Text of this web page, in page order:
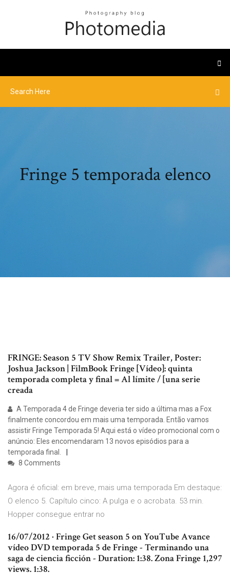
Fringe 5 temporada elenco
FRINGE: Season 5 TV Show Remix Trailer, Poster:
Joshua Jackson | FilmBook Fringe [Vídeo]: quinta
temporada completa y final = Al límite / [una serie
creada
A Temporada 4 de Fringe deveria ter sido a última mas a Fox
finalmente concordou em mais uma temporada. Então vamos
assistir Fringe Temporada 5! Aqui está o vídeo promocional com o
anúncio: Eles encomendaram 13 novos episódios para a
temporada final.
8 Comments
Agora é oficial: em breve, mais uma temporada Em destaque:
O elenco 5. Capítulo cinco: A pulga e o acrobata. 53 min.
Hopper consegue entrar no
16/07/2012 · Fringe Get season 5 on YouTube Avance
vídeo DVD temporada 5 de Fringe - Terminando una
saga de ciencia ficción - Duration: 1:38. Zona Fringe 1,297
views. 1:38.